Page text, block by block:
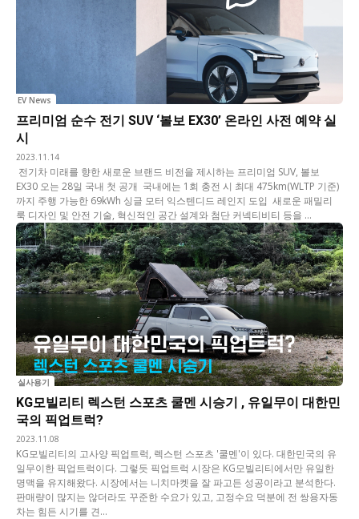
EV News
프리미엄 순수 전기 SUV ‘볼보 EX30’ 온라인 사전 예약 실
시
2023.11.14
 전기차 미래를 향한 새로운 브랜드 비전을 제시하는 프리미엄 SUV, 볼보
EX30 오는 28일 국내 첫 공개  국내에는 1회 충전 시 최대 475km(WLTP 기준)
까지 주행 가능한 69kWh 싱글 모터 익스텐디드 레인지 도입  새로운 패밀리
룩 디자인 및 안전 기술, 혁신적인 공간 설계와 첨단 커넥티비티 등을 ...
실사용기
KG모빌리티 렉스턴 스포츠 쿨멘 시승기 , 유일무이 대한민
국의 픽업트럭?
2023.11.08
KG모빌리티의 고사양 픽업트럭, 렉스턴 스포츠 '쿨멘'이 있다. 대한민국의 유
일무이한 픽업트럭이다. 그렇듯 픽업트럭 시장은 KG모빌리티에서만 유일한
명맥을 유지해왔다. 시장에서는 니치마켓을 잘 파고든 성공이라고 분석한다.
판매량이 많지는 않더라도 꾸준한 수요가 있고, 고정수요 덕분에 전 쌍용자동
차는 힘든 시기를 견...